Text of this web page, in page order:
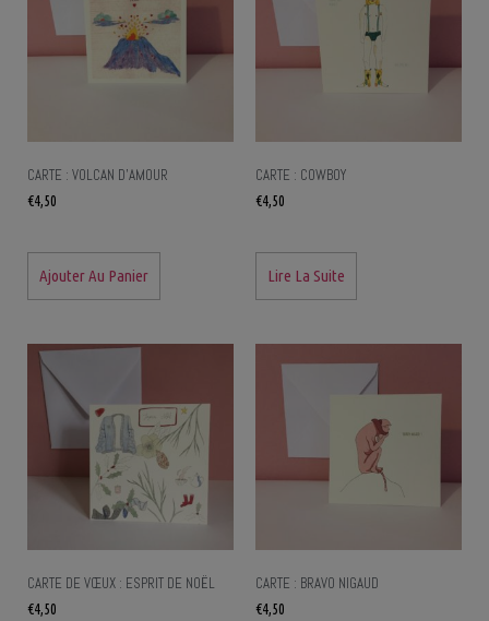
CARTE : VOLCAN D’AMOUR
€4,50
Ajouter Au Panier
CARTE : COWBOY
€4,50
Lire La Suite
CARTE DE VŒUX : ESPRIT DE NOËL
€4,50
CARTE : BRAVO NIGAUD
€4,50